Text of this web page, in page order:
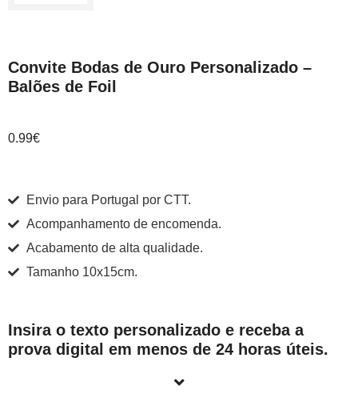
Convite Bodas de Ouro Personalizado –
Balões de Foil
0.99€
Envio para Portugal por CTT.
Acompanhamento de encomenda.
Acabamento de alta qualidade.
Tamanho 10x15cm.
Insira o texto personalizado e receba a
prova digital em menos de 24 horas úteis.